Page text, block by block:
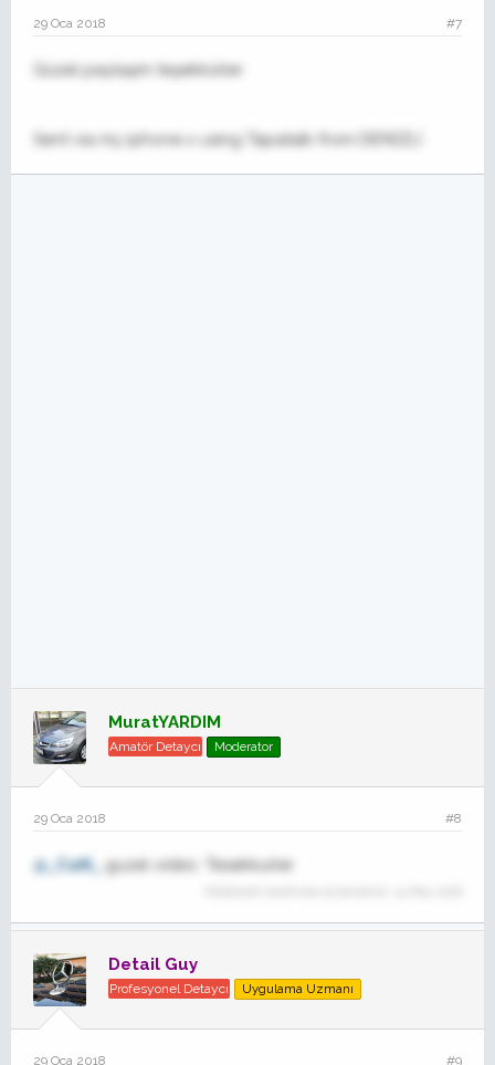
29 Oca 2018 #7
Güzel paylaşım teşekkürler
Sent via my iphone x using Tapatalk from DENİZLİ
MuratYARDIM
Amatör Detaycı Moderator
29 Oca 2018 #8
@_CaN_ guzel video. Tesekkurler
Detail Guy
Profesyonel Detaycı Uygulama Uzmanı
29 Oca 2018 #9